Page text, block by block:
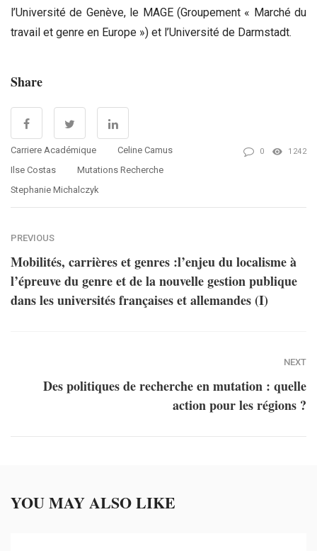
l’Université de Genève, le MAGE (Groupement « Marché du
travail et genre en Europe ») et l’Université de Darmstadt.
Share
Carriere Académique
Celine Camus
Ilse Costas
Mutations Recherche
Stephanie Michalczyk
0 1242
PREVIOUS
Mobilités, carrières et genres :l’enjeu du localisme à
l’épreuve du genre et de la nouvelle gestion publique
dans les universités françaises et allemandes (I)
NEXT
Des politiques de recherche en mutation : quelle
action pour les régions ?
YOU MAY ALSO LIKE